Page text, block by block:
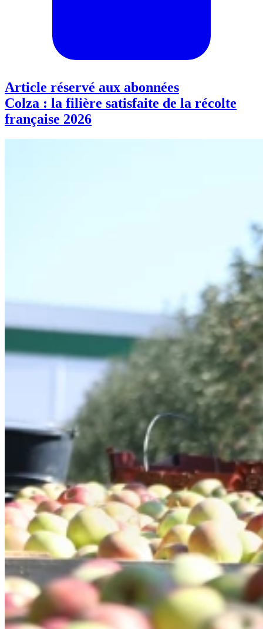
Article réservé aux abonnées
Colza : la filière satisfaite de la récolte
française 2026